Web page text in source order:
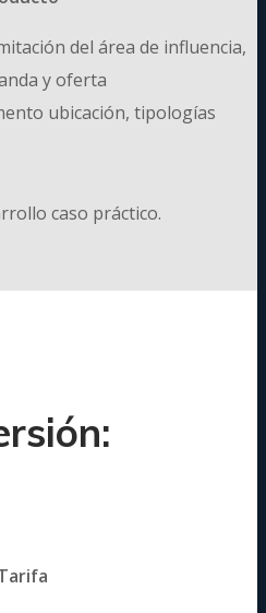
del área de influencia,
y oferta
ubicación, tipologías
caso práctico.